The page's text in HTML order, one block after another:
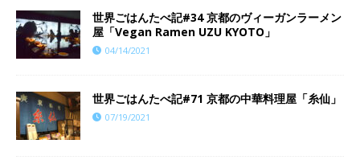
世界ごはんたべ記#34 京都のヴィーガンラーメン
屋「Vegan Ramen UZU KYOTO」
04/14/2021
世界ごはんたべ記#71 京都の中華料理屋「糸仙」
07/19/2021